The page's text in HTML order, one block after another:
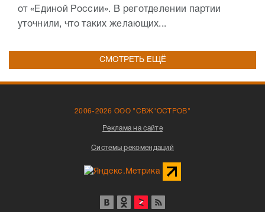
от «Единой России». В реготделении партии
уточнили, что таких желающих...
СМОТРЕТЬ ЕЩЁ
2006-2026 ООО "СВЖ"ОСТРОВ"
Реклама на сайте
Системы рекомендаций